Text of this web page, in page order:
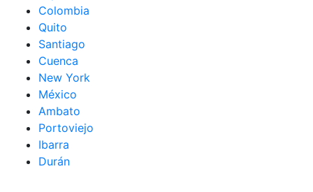
Colombia
Quito
Santiago
Cuenca
New York
México
Ambato
Portoviejo
Ibarra
Durán